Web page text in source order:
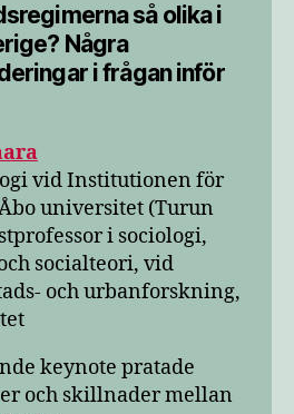
så olika i
Några
i frågan inför
vid Institutionen för
universitet (Turun
i sociologi,
socialteori, vid
och urbanforskning,
keynote pratade
och skillnader mellan